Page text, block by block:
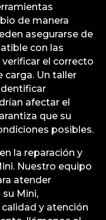
de manera
asegurarse de
con las
el correcto
Un taller
afectar el
que su
posibles.
la reparación y
Nuestro equipo
atender
Mini,
y atención